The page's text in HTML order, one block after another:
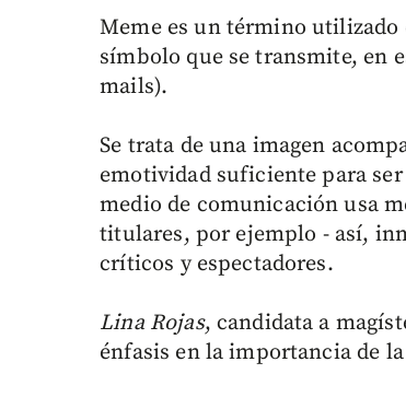
Meme es un término
símbolo que se transmite, en
mails).
Se trata de una imagen
emotividad suficiente para
medio de comunicación usa
titulares, por ejemplo - así,
críticos y espectadores.
Lina Rojas, candidata a
énfasis en la importancia de